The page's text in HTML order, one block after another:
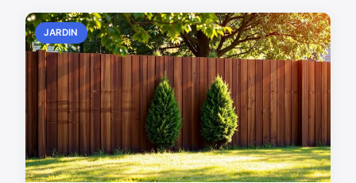
JARDIN